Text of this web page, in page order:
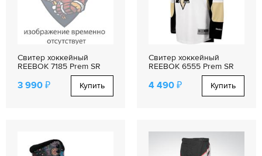
Свитер хоккейный
REEBOK 7185 Prem SR
3 990 ₽ Купить
Свитер хоккейный
REEBOK 6555 Prem SR
4 490 ₽ Купить